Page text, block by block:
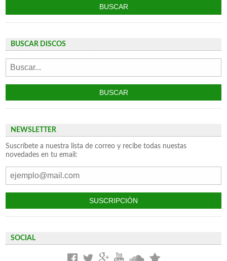
BUSCAR DISCOS
NEWSLETTER
Suscríbete a nuestra lista de correo y recibe todas nuestas
novedades en tu email:
SOCIAL